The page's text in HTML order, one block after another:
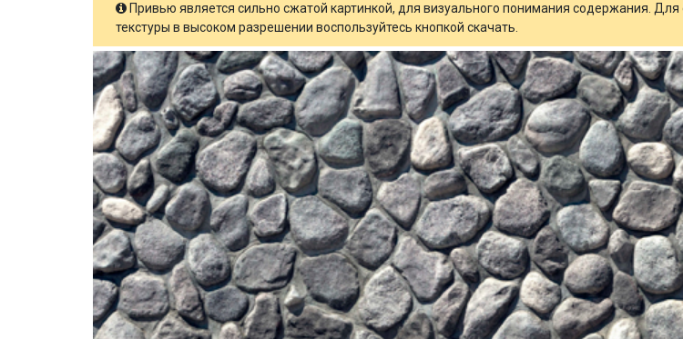
Привью является сильно сжатой картинкой, для визуального понимания содержания. Для
текстуры в высоком разрешении воспользуйтесь кнопкой скачать.